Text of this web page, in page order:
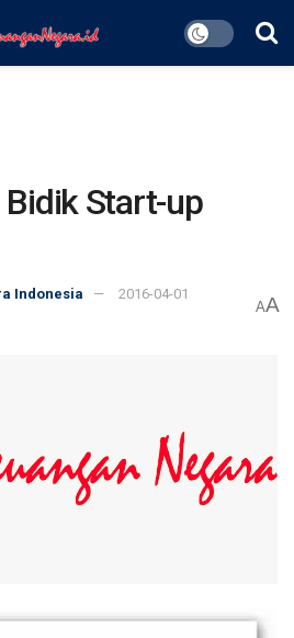
Start-up
Indonesia
2016-04-01
AA